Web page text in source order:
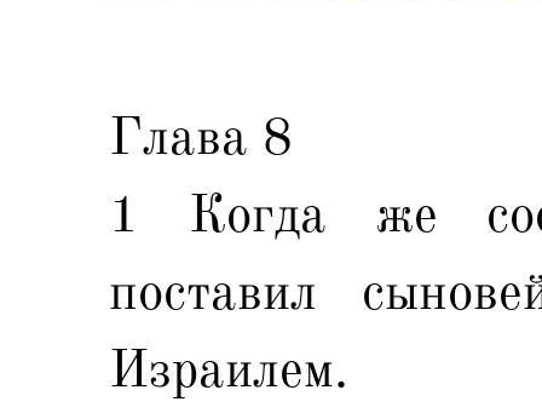
Глава 8
1 Когда же
поставил
Израилем.